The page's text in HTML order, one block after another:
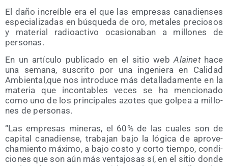
El daño increí­ble era el que las empre­sas cana­dien­ses
espe­cia­li­za­das en bús­que­da de oro, meta­les pre­cio­sos
y mate­rial radio­ac­ti­vo oca­sio­na­ban a millo­nes de
personas.
En un artícu­lo publi­ca­do en el sitio webAlai­nethace
una sema­na, sus­cri­to por una inge­nie­ra en Cali­dad
Ambiental,que nos intro­du­ce más deta­lla­da­men­te en la
mate­ria que incon­ta­bles veces se ha men­cio­na­do
como uno de los prin­ci­pa­les azo­tes que gol­pea a millo­
nes de personas.
“Las empre­sas mine­ras, el 60% de las cua­les son de
capi­tal cana­dien­se, tra­ba­jan bajo la lógi­ca de apro­ve­
cha­mien­to máxi­mo, a bajo cos­to y cor­to tiem­po, con­di­
cio­nes que son aún más ven­ta­jo­sas sí, en el sitio don­de